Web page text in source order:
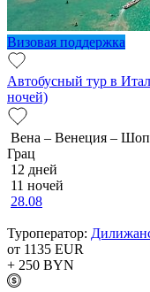
Визовая поддержка
Автобусный тур в
ночей)
Вена – Венеция –
Грац
12 дней
11 ночей
28.08
Туроператор:
от 1135 EUR
+ 250 BYN